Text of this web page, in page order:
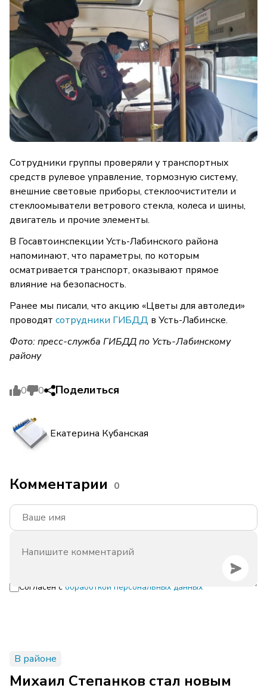
Сотрудники группы проверяли у транспортных
средств рулевое управление, тормозную систему,
внешние световые приборы, стеклоочистители и
стеклоомыватели ветрового стекла, колеса и шины,
двигатель и прочие элементы.
В Госавтоинспекции Усть-Лабинского района
напоминают, что параметры, по которым
осматривается транспорт, оказывают прямое
влияние на безопасность.
Ранее мы писали, что акцию «Цветы для автоледи»
проводят сотрудники ГИБДД в Усть-Лабинске.
Фото: пресс-служба ГИБДД по Усть-Лабинскому
району
0 0 Поделиться
Екатерина Кубанская
Комментарии 0
Согласен с обработкой персональных данных
В районе
Михаил Степанков стал новым